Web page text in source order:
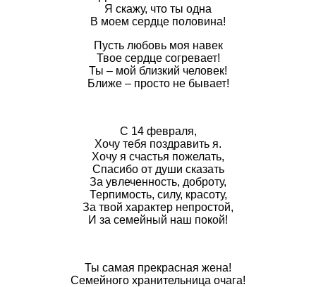
Я скажу, что ты одна
В моем сердце половина!
Пусть любовь моя навек
Твое сердце согревает!
Ты – мой близкий человек!
Ближе – просто не бывает!
С 14 февраля,
Хочу тебя поздравить я.
Хочу я счастья пожелать,
Спасибо от души сказать
За увлеченность, доброту,
Терпимость, силу, красоту,
За твой характер непростой,
И за семейный наш покой!
Ты самая прекрасная жена!
Семейного хранительница очага!